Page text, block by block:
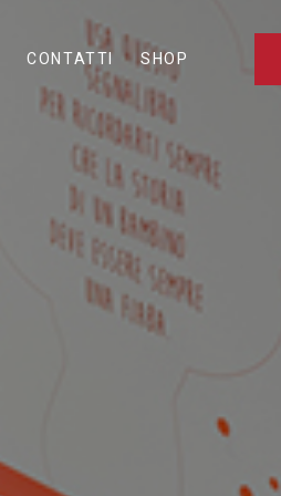
CONTATTI SHOP